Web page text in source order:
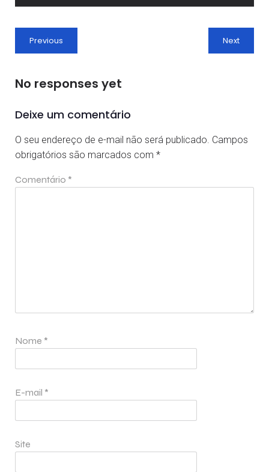
Previous Next
No responses yet
Deixe um comentário
O seu endereço de e-mail não será publicado. Campos
obrigatórios são marcados com *
Comentário *
Nome *
E-mail *
Site